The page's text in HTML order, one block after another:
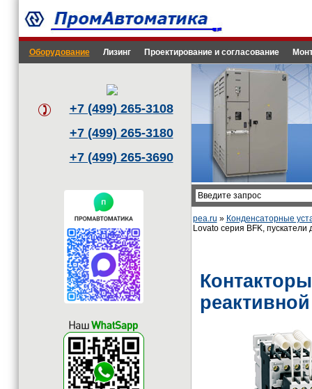
Оборудование Лизинг Проектирование и согласование
+7 (499) 265-3108
+7 (499) 265-3180
+7 (499) 265-3690
pea.ru » Конденсаторные
Lovato серия BFK,